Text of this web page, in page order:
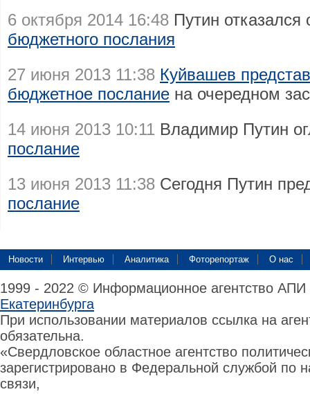
6 октября 2014 16:48 Путин отказался
бюджетного послания
27 июня 2013 11:38 Куйвашев
бюджетное послание на очередном
14 июня 2013 10:11 Владимир Путин
послание
13 июня 2013 11:38 Сегодня Путин
послание
Новости Интервью Аналитика Фоторепортаж О нас
1999 - 2022 © Информационное агентство
Екатеринбурга
При использовании материалов ссылка на
обязательна.
«Свердловское областное агентство
зарегистрировано в Федеральной службой по
связи,